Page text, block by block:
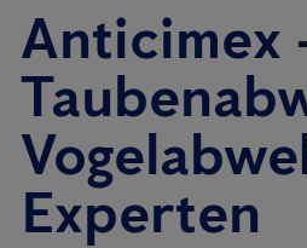
Anticimex
Experten